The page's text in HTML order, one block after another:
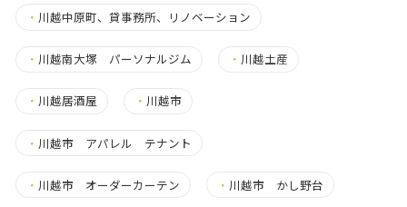
・ 川越中原町、貸事務所、リノベーション
・ 川越南大塚 パーソナルジム ・ 川越土産
・ 川越居酒屋 ・ 川越市
・ 川越市 アパレル テナント
・ 川越市 オーダーカーテン ・ 川越市 かし野台